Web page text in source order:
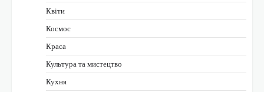
Квіти
Космос
Краса
Культура та мистецтво
Кухня